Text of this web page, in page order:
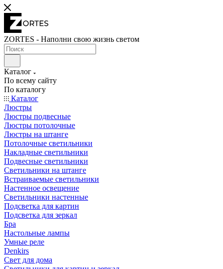
ZORTES - Наполни свою жизнь светом
Каталог
По всему сайту
По каталогу
Каталог
Люстры
Люстры подвесные
Люстры потолочные
Люстры на штанге
Потолочные светильники
Накладные светильники
Подвесные светильники
Светильники на штанге
Встраиваемые светильники
Настенное освещение
Светильники настенные
Подсветка для картин
Подсветка для зеркал
Бра
Настольные лампы
Умные реле
Denkirs
Свет для дома